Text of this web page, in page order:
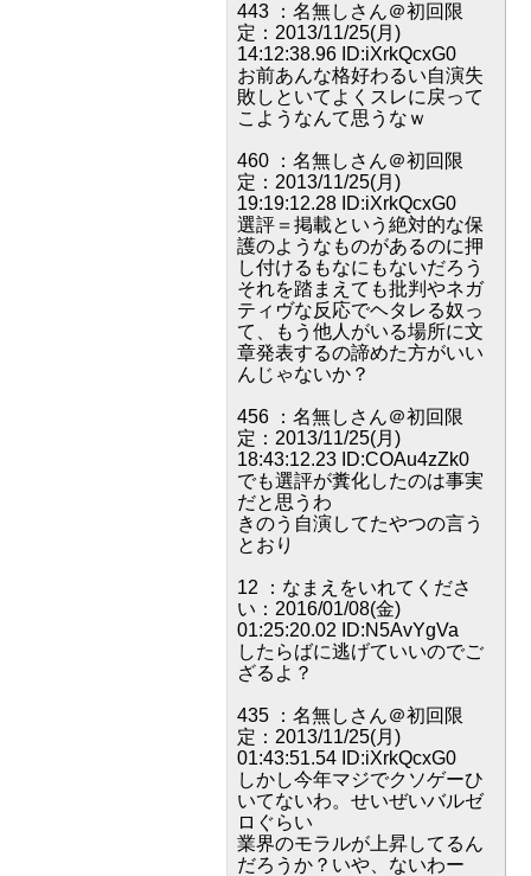
443 ：名無しさん＠初回限
定：2013/11/25(月)
14:12:38.96 ID:iXrkQcxG0
お前あんな格好わるい自演失
敗しといてよくスレに戻って
こようなんて思うなｗ
460 ：名無しさん＠初回限
定：2013/11/25(月)
19:19:12.28 ID:iXrkQcxG0
選評＝掲載という絶対的な保
護のようなものがあるのに押
し付けるもなにもないだろう
それを踏まえても批判やネガ
ティヴな反応でヘタレる奴っ
て、もう他人がいる場所に文
章発表するの諦めた方がいい
んじゃないか？
456 ：名無しさん＠初回限
定：2013/11/25(月)
18:43:12.23 ID:COAu4zZk0
でも選評が糞化したのは事実
だと思うわ
きのう自演してたやつの言う
とおり
12 ：なまえをいれてくださ
い：2016/01/08(金)
01:25:20.02 ID:N5AvYgVa
したらばに逃げていいのでご
ざるよ？
435 ：名無しさん＠初回限
定：2013/11/25(月)
01:43:51.54 ID:iXrkQcxG0
しかし今年マジでクソゲーひ
いてないわ。せいぜいバルゼ
ロぐらい
業界のモラルが上昇してるん
だろうか？いや、ないわー